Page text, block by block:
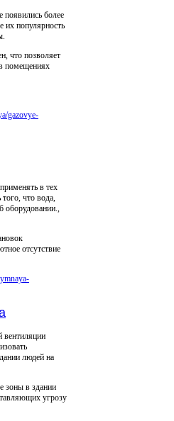
более
их популярность
что позволяет
помещениях
в тех
того, что вода,
оборудовании.,
отсутствие
людей на
зоны в здании
угрозу